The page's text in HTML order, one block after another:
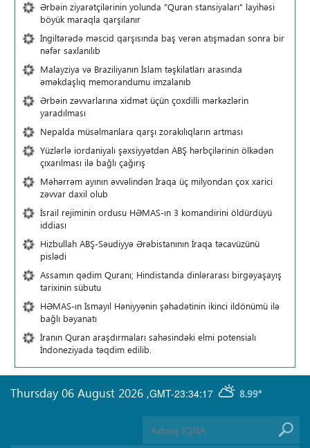
Ərbəin ziyarətçilərinin yolunda "Quran stansiyaları" layihəsi
böyük maraqla qarşılanır
İngiltərədə məscid qarşısında baş verən atışmadan sonra bir
nəfər saxlanılıb
Malayziya və Braziliyanın İslam təşkilatları arasında
əməkdaşlıq memorandumu imzalanıb
Ərbəin zəvvarlarına xidmət üçün çoxdilli mərkəzlərin
yaradılması
Nepalda müsəlmanlara qarşı zorakılıqların artması
Yüzlərlə iordaniyalı şəxsiyyətdən ABŞ hərbçilərinin ölkədən
çıxarılması ilə bağlı çağırış
Məhərrəm ayının əvvəlindən İraqa üç milyondan çox xarici
zəvvar daxil olub
İsrail rejiminin ordusu HƏMAS-ın 3 komandirini öldürdüyü
iddiası
Hizbullah ABŞ-Səudiyyə Ərəbistanının İraqa təcavüzünü
pislədi
Assamın qədim Quranı; Hindistanda dinlərarası birgəyaşayış
tarixinin sübutu
HƏMAS-ın İsmayıl Həniyyənin şəhadətinin ikinci ildönümü ilə
bağlı bəyanatı
İranın Quran araşdırmaları sahəsindəki elmi potensialı
İndoneziyada təqdim edilib.
GMT-23:34:17 8.99°
Thursday 06 August 2026 ,